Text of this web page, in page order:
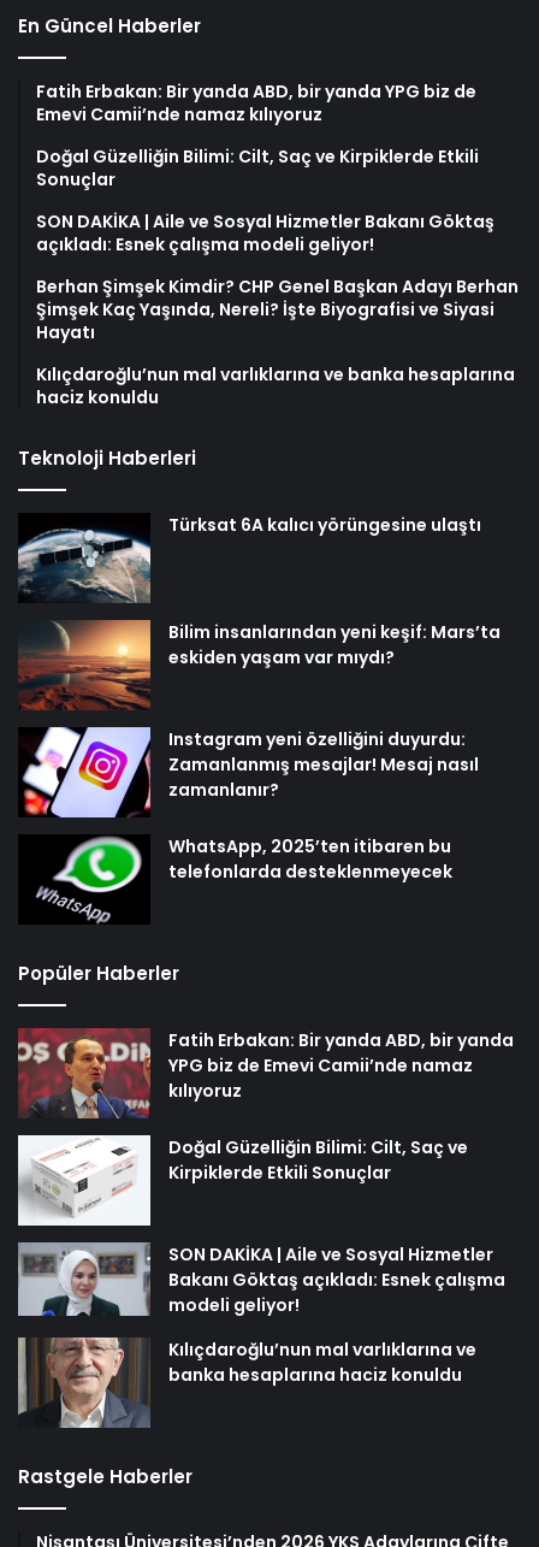
En Güncel Haberler
Fatih Erbakan: Bir yanda ABD, bir yanda YPG biz de
Emevi Camii’nde namaz kılıyoruz
Doğal Güzelliğin Bilimi: Cilt, Saç ve Kirpiklerde Etkili
Sonuçlar
SON DAKİKA | Aile ve Sosyal Hizmetler Bakanı Göktaş
açıkladı: Esnek çalışma modeli geliyor!
Berhan Şimşek Kimdir? CHP Genel Başkan Adayı Berhan
Şimşek Kaç Yaşında, Nereli? İşte Biyografisi ve Siyasi
Hayatı
Kılıçdaroğlu’nun mal varlıklarına ve banka hesaplarına
haciz konuldu
Teknoloji Haberleri
Türksat 6A kalıcı yörüngesine ulaştı
Bilim insanlarından yeni keşif: Mars’ta
eskiden yaşam var mıydı?
Instagram yeni özelliğini duyurdu:
Zamanlanmış mesajlar! Mesaj nasıl
zamanlanır?
WhatsApp, 2025’ten itibaren bu
telefonlarda desteklenmeyecek
Popüler Haberler
Fatih Erbakan: Bir yanda ABD, bir yanda
YPG biz de Emevi Camii’nde namaz
kılıyoruz
Doğal Güzelliğin Bilimi: Cilt, Saç ve
Kirpiklerde Etkili Sonuçlar
SON DAKİKA | Aile ve Sosyal Hizmetler
Bakanı Göktaş açıkladı: Esnek çalışma
modeli geliyor!
Kılıçdaroğlu’nun mal varlıklarına ve
banka hesaplarına haciz konuldu
Rastgele Haberler